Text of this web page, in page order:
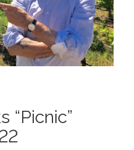
｜愛麗絲之丘酒莊
｜山河酒莊
“Picnic”